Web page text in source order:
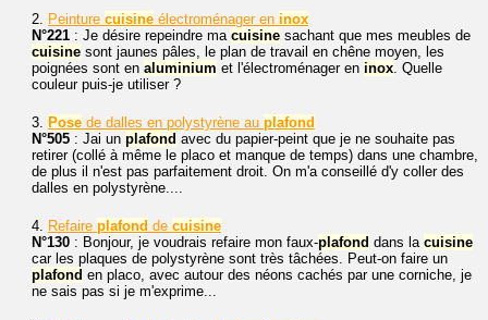
2. Peinture cuisine électroménager en inox
N°221 : Je désire repeindre ma cuisine sachant que mes meubles de
cuisine sont jaunes pâles, le plan de travail en chêne moyen, les
poignées sont en aluminium et l'électroménager en inox. Quelle
couleur puis-je utiliser ?
3. Pose de dalles en polystyrène au plafond
N°505 : Jai un plafond avec du papier-peint que je ne souhaite pas
retirer (collé à même le placo et manque de temps) dans une chambre,
de plus il n'est pas parfaitement droit. On m'a conseillé d'y coller des
dalles en polystyrène....
4. Refaire plafond de cuisine
N°130 : Bonjour, je voudrais refaire mon faux-plafond dans la cuisine
car les plaques de polystyrène sont très tâchées. Peut-on faire un
plafond en placo, avec autour des néons cachés par une corniche, je
ne sais pas si je m'exprime...